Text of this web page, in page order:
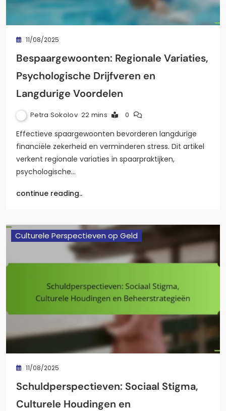
11/08/2025
Bespaargewoonten: Regionale Variaties,
Psychologische Drijfveren en
Langdurige Voordelen
Petra Sokolov 22 mins 0
Effectieve spaargewoonten bevorderen langdurige
financiële zekerheid en verminderen stress. Dit artikel
verkent regionale variaties in spaarpraktijken,
psychologische…
continue reading..
Culturele Perspectieven op Geld
11/08/2025
Schuldperspectieven: Sociaal Stigma,
Culturele Houdingen en